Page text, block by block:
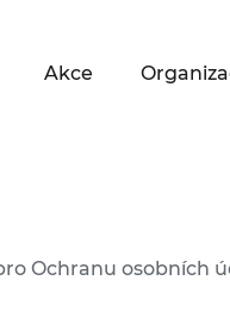
Akce
Ochranu osobních